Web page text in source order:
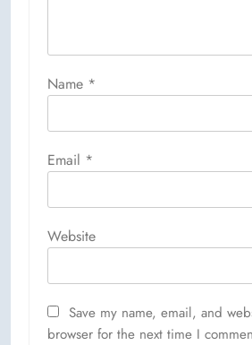
Name *
Email *
Website
Save my name, email, and
browser for the next time I